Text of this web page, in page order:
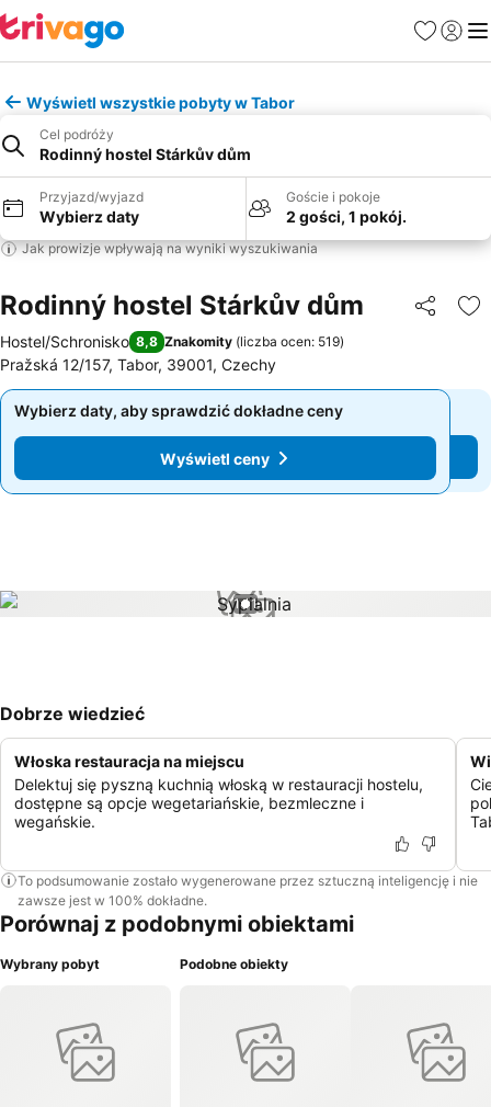
Ulubione
Wyświetl wszystkie pobyty w Tabor
Cel podróży
Rodinný hostel Stárkův dům
Przyjazd/wyjazd
Wybierz daty
Goście i pokoje
2 gości, 1 pokój.
Jak prowizje wpływają na wyniki wyszukiwania
Rodinný hostel Stárkův dům
Hostel/Schronisko 8,8 Znakomity (liczba ocen: 519)
Pražská 12/157, Tabor, 39001, Czechy
Wybierz daty, aby sprawdzić dokładne ceny
Wyświetl ceny
Wybierz daty, aby sprawdzić dokładne ceny
Wyświetl ceny
1 / 1
Dobrze wiedzieć
Włoska restauracja na miejscu
Delektuj się pyszną kuchnią włoską w restauracji hostelu,
dostępne są opcje wegetariańskie, bezmleczne i
wegańskie.
To podsumowanie zostało wygenerowane przez sztuczną inteligencję i nie
zawsze jest w 100% dokładne.
Porównaj z podobnymi obiektami
Wybrany pobyt Podobne obiekty